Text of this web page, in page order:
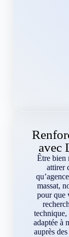
avec
Être bien
attirer
massat,
pour que
technique,
adaptée à
auprès